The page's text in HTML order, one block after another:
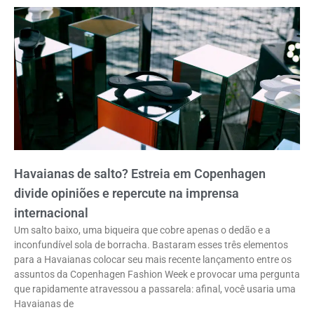
Havaianas de salto? Estreia em Copenhagen
divide opiniões e repercute na imprensa
internacional
Um salto baixo, uma biqueira que cobre apenas o dedão e a
inconfundível sola de borracha. Bastaram esses três elementos
para a Havaianas colocar seu mais recente lançamento entre os
assuntos da Copenhagen Fashion Week e provocar uma pergunta
que rapidamente atravessou a passarela: afinal, você usaria uma
Havaianas de